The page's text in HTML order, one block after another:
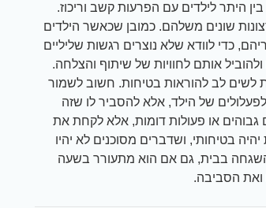
היתר לילדים עם הפרעות קשב וריכוז.
שונים משלהם. כמובן שכאשר הילדים
כדי לוודא שלא נוצרים רגשות שליליים
אותם לחוויות של שיתוף והצלחה.
לשים לב להוראות בטיחות. חשוב לשמור
להתייחס בקלילות לפעלולים של הילד, אלא להסביר לו שזה
גבוהים או פעולות דומות, אלא לקחת את
זהירה. 2. חשוב שהבית יהיה בטיחותי, ושדברים מסוכנים לא יהיו
לבד ללא השגחה בבית, גם אם הוא מתעורר בשעה
הסביבה.